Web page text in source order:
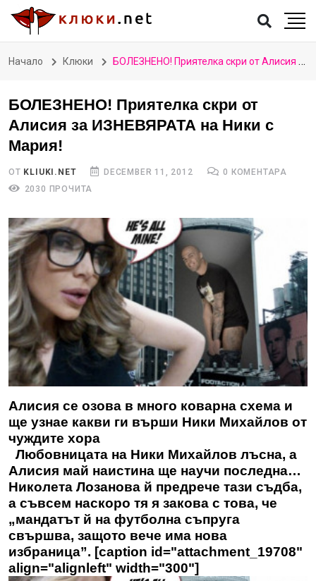
Начало Клюки БОЛЕЗНЕНО! Приятелка скри от Алисия за ИЗНЕВЯРАТА на Ники с Мария!
БОЛЕЗНЕНО! Приятелка скри от
Алисия за ИЗНЕВЯРАТА на Ники с
Мария!
ОТ KLIUKI.NET DECEMBER 11, 2012
0 КОМЕНТАРА
2030 ПРОЧИТА
Алисия се озова в много коварна схема и
ще узнае какви ги върши Ники Михайлов от
чуждите хора
Любовницата на Ники Михайлов лъсна, а
Алисия май наистина ще научи последна…
Николета Лозанова й предрече тази съдба,
а съвсем наскоро тя я закова с това, че
„мандатът й на футболна съпруга
свършва, защото вече има нова
избраница”. [caption id="attachment_19708"
align="alignleft" width="300"]